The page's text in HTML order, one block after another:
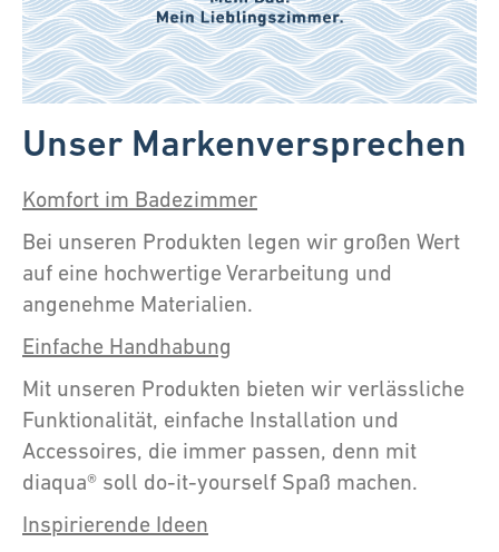
Unser Markenversprechen
Komfort im Badezimmer
Bei unseren Produkten legen wir großen Wert
auf eine hochwertige Verarbeitung und
angenehme Materialien.
Einfache Handhabung
Mit unseren Produkten bieten wir verlässliche
Funktionalität, einfache Installation und
Accessoires, die immer passen, denn mit
diaqua® soll do-it-yourself Spaß machen.
Inspirierende Ideen